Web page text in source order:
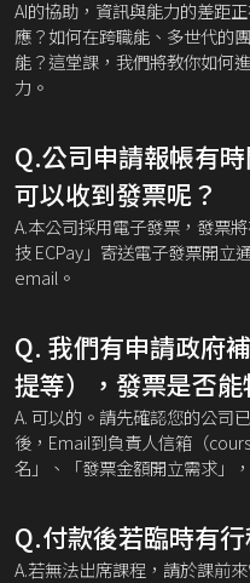
AI的協助，資訊與能力的差距
應？如何在跨職能、多世代的
能？這堂課，我們將教你如何
力。
Q.公司申請報帳有
可以收到發票呢？
A.本公司採用電子發票，發票
技 ECPay」寄送電子發票開立
email。
Q. 我們有申請政府
提等），發票是否能
A. 可以的。請先確認您的公司
後，Email到負責人信箱（
名」、「發票金額開立需求」
Q.付款後若臨時有
A.若無法出席課程，請於課前